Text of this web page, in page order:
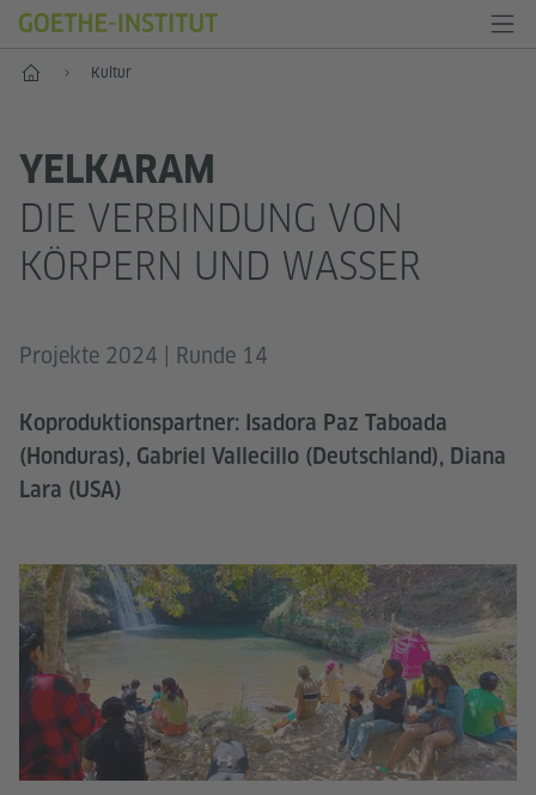
Start Kultur
YELKARAM
DIE VERBINDUNG VON
KÖRPERN UND WASSER
Projekte 2024 | Runde 14
Koproduktionspartner: Isadora Paz Taboada
(Honduras), Gabriel Vallecillo (Deutschland), Diana
Lara (USA)